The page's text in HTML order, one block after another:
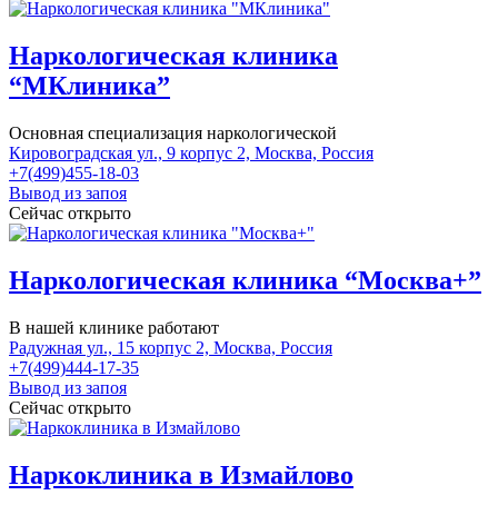
Наркологическая клиника
“МКлиника”
Основная специализация наркологической
Кировоградская ул., 9 корпус 2, Москва, Россия
+7(499)455-18-03
Вывод из запоя
Сейчас открыто
Наркологическая клиника “Москва+”
В нашей клинике работают
Радужная ул., 15 корпус 2, Москва, Россия
+7(499)444-17-35
Вывод из запоя
Сейчас открыто
Наркоклиника в Измайлово